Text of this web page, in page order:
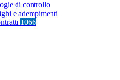
di controllo
e adempimenti
1066